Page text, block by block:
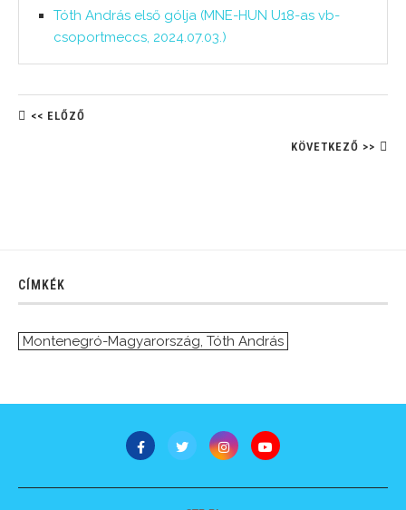
Tóth András első gólja (MNE-HUN U18-as vb-
csoportmeccs, 2024.07.03.)
<< ELŐZŐ
KÖVETKEZŐ >>
CÍMKÉK
Montenegró-Magyarország, Tóth András